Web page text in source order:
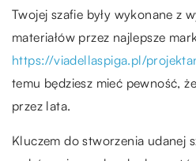
Twojej szafie były wykonane z
materiałów przez najlepsze
https://viadellaspiga.pl/
temu będziesz mieć pewność,
przez lata.
Kluczem do stworzenia udanej